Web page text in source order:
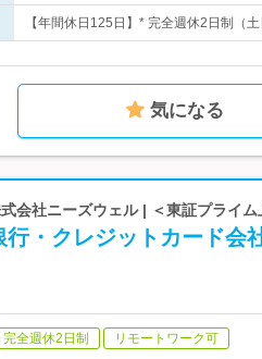
【年間休日125日】* 完全週休2日制（
気になる
会社ニーズウェル | ＜東証プライ
行・クレジットカード会
完全週休2日制 リモートワーク可